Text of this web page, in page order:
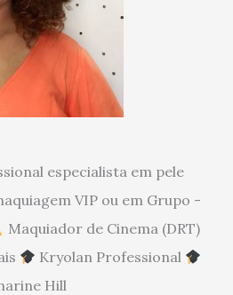
especialista em pele
VIP ou em Grupo -
Maquiador de Cinema (DRT)
Kryolan Professional
Hill